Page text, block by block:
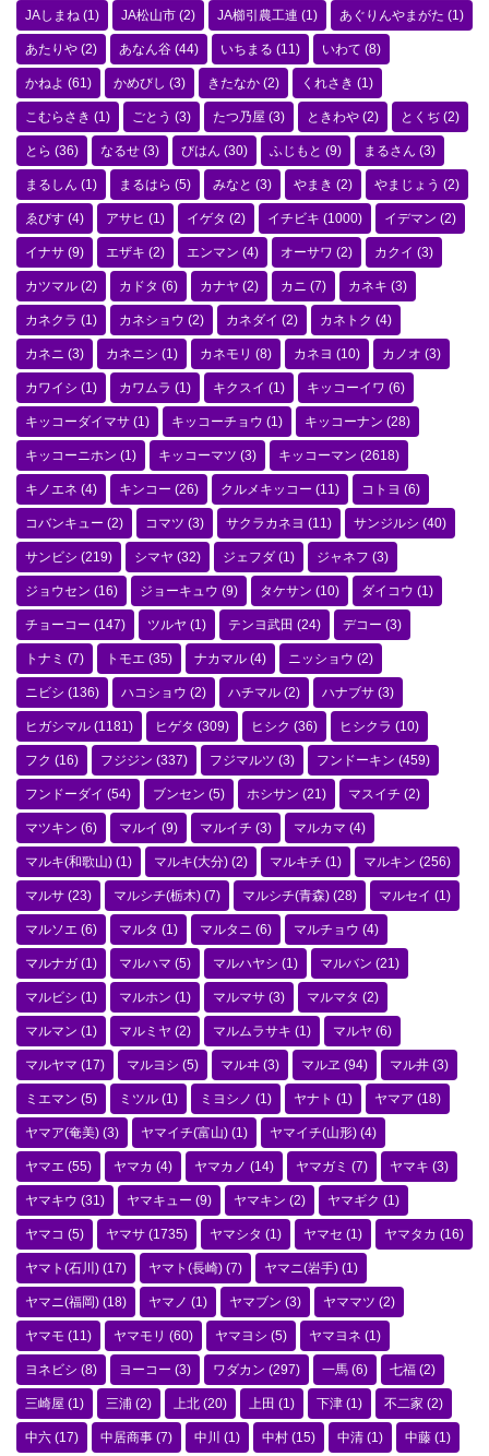
JAしまね (1) JA松山市 (2) JA櫛引農工連 (1) あぐりんやまがた (1)
あたりや (2) あなん谷 (44) いちまる (11) いわて (8)
かねよ (61) かめびし (3) きたなか (2) くれさき (1)
こむらさき (1) ごとう (3) たつ乃屋 (3) ときわや (2) とくぢ (2)
とら (36) なるせ (3) びはん (30) ふじもと (9) まるさん (3)
まるしん (1) まるはら (5) みなと (3) やまき (2) やまじょう (2)
ゑびす (4) アサヒ (1) イゲタ (2) イチビキ (1000) イデマン (2)
イナサ (9) エザキ (2) エンマン (4) オーサワ (2) カクイ (3)
カツマル (2) カドタ (6) カナヤ (2) カニ (7) カネキ (3)
カネクラ (1) カネショウ (2) カネダイ (2) カネトク (4)
カネニ (3) カネニシ (1) カネモリ (8) カネヨ (10) カノオ (3)
カワイシ (1) カワムラ (1) キクスイ (1) キッコーイワ (6)
キッコーダイマサ (1) キッコーチョウ (1) キッコーナン (28)
キッコーニホン (1) キッコーマツ (3) キッコーマン (2618)
キノエネ (4) キンコー (26) クルメキッコー (11) コトヨ (6)
コバンキュー (2) コマツ (3) サクラカネヨ (11) サンジルシ (40)
サンビシ (219) シマヤ (32) ジェフダ (1) ジャネフ (3)
ジョウセン (16) ジョーキュウ (9) タケサン (10) ダイコウ (1)
チョーコー (147) ツルヤ (1) テンヨ武田 (24) デコー (3)
トナミ (7) トモエ (35) ナカマル (4) ニッショウ (2)
ニビシ (136) ハコショウ (2) ハチマル (2) ハナブサ (3)
ヒガシマル (1181) ヒゲタ (309) ヒシク (36) ヒシクラ (10)
フク (16) フジジン (337) フジマルツ (3) フンドーキン (459)
フンドーダイ (54) ブンセン (5) ホシサン (21) マスイチ (2)
マツキン (6) マルイ (9) マルイチ (3) マルカマ (4)
マルキ(和歌山) (1) マルキ(大分) (2) マルキチ (1) マルキン (256)
マルサ (23) マルシチ(栃木) (7) マルシチ(青森) (28) マルセイ (1)
マルソエ (6) マルタ (1) マルタニ (6) マルチョウ (4)
マルナガ (1) マルハマ (5) マルハヤシ (1) マルバン (21)
マルビシ (1) マルホン (1) マルマサ (3) マルマタ (2)
マルマン (1) マルミヤ (2) マルムラサキ (1) マルヤ (6)
マルヤマ (17) マルヨシ (5) マルヰ (3) マルヱ (94) マル井 (3)
ミエマン (5) ミツル (1) ミヨシノ (1) ヤナト (1) ヤマア (18)
ヤマア(奄美) (3) ヤマイチ(富山) (1) ヤマイチ(山形) (4)
ヤマエ (55) ヤマカ (4) ヤマカノ (14) ヤマガミ (7) ヤマキ (3)
ヤマキウ (31) ヤマキュー (9) ヤマキン (2) ヤマギク (1)
ヤマコ (5) ヤマサ (1735) ヤマシタ (1) ヤマセ (1) ヤマタカ (16)
ヤマト(石川) (17) ヤマト(長崎) (7) ヤマニ(岩手) (1)
ヤマニ(福岡) (18) ヤマノ (1) ヤマブン (3) ヤママツ (2)
ヤマモ (11) ヤマモリ (60) ヤマヨシ (5) ヤマヨネ (1)
ヨネビシ (8) ヨーコー (3) ワダカン (297) 一馬 (6) 七福 (2)
三崎屋 (1) 三浦 (2) 上北 (20) 上田 (1) 下津 (1) 不二家 (2)
中六 (17) 中居商事 (7) 中川 (1) 中村 (15) 中清 (1) 中藤 (1)